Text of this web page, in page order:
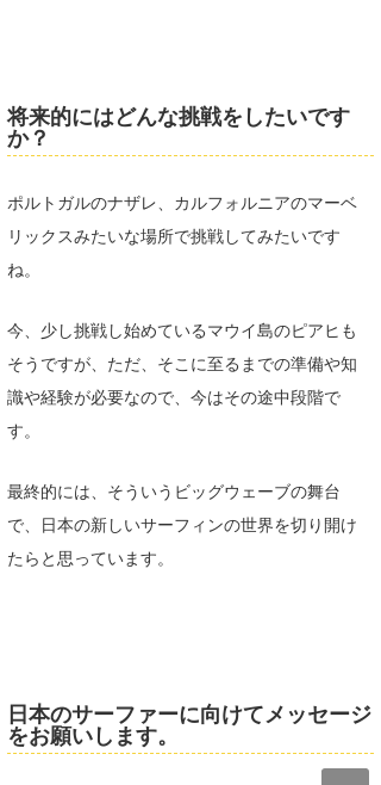
将来的にはどんな挑戦をしたいです
か？
ポルトガルのナザレ、カルフォルニアのマーベ
リックスみたいな場所で挑戦してみたいです
ね。
今、少し挑戦し始めているマウイ島のピアヒも
そうですが、ただ、そこに至るまでの準備や知
識や経験が必要なので、今はその途中段階で
す。
最終的には、そういうビッグウェーブの舞台
で、日本の新しいサーフィンの世界を切り開け
たらと思っています。
日本のサーファーに向けてメッセージ
をお願いします。